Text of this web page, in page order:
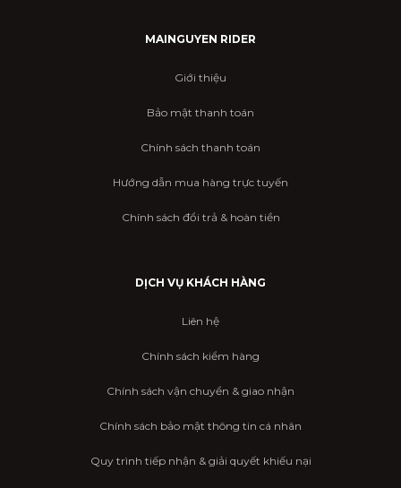
MAINGUYEN RIDER
Giới thiệu
Bảo mật thanh toán
Chính sách thanh toán
Hướng dẫn mua hàng trực tuyến
Chính sách đổi trả & hoàn tiền
DỊCH VỤ KHÁCH HÀNG
Liên hệ
Chính sách kiểm hàng
Chính sách vận chuyển & giao nhận
Chính sách bảo mật thông tin cá nhân
Quy trình tiếp nhận & giải quyết khiếu nại